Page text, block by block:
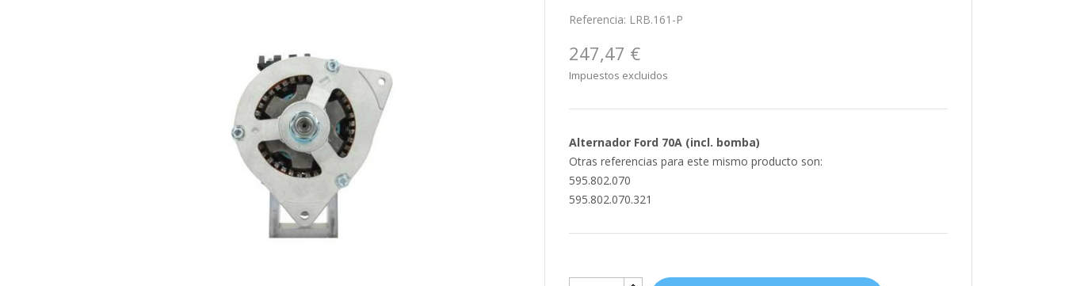
Referencia: LRB.161-P
247,47 €
Impuestos excluidos
Alternador Ford 70A (incl. bomba)
Otras referencias para este mismo producto son:
595.802.070
595.802.070.321